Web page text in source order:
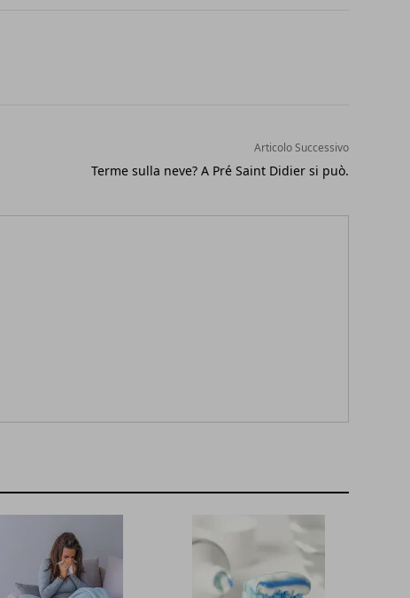
Articolo Successivo
Terme sulla neve? A Pré Saint Didier si può.